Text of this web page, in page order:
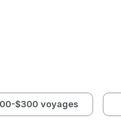
$300 voyages